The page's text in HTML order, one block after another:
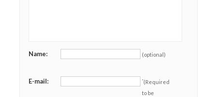
Name: (optional)
E-mail: *(Required
to be